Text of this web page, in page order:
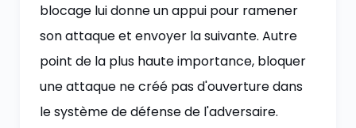
blocage lui donne un appui pour ramener
son attaque et envoyer la suivante. Autre
point de la plus haute importance, bloquer
une attaque ne créé pas d'ouverture dans
le système de défense de l'adversaire.